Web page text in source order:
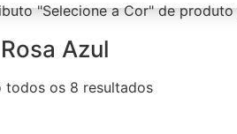
"Selecione a Cor" de produto
Azul
todos os 8 resultados